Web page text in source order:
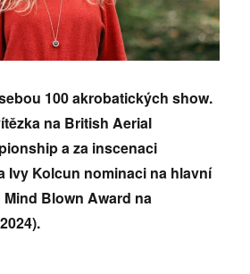
100 akrobatických show.
na British Aerial
a za inscenaci
Ivy Kolcun nominaci na hlavní
Blown Award na